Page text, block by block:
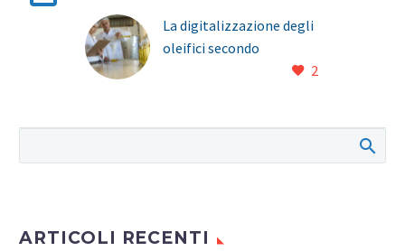
La digitalizzazione degli
oleifici secondo
2
ARTICOLI RECENTI